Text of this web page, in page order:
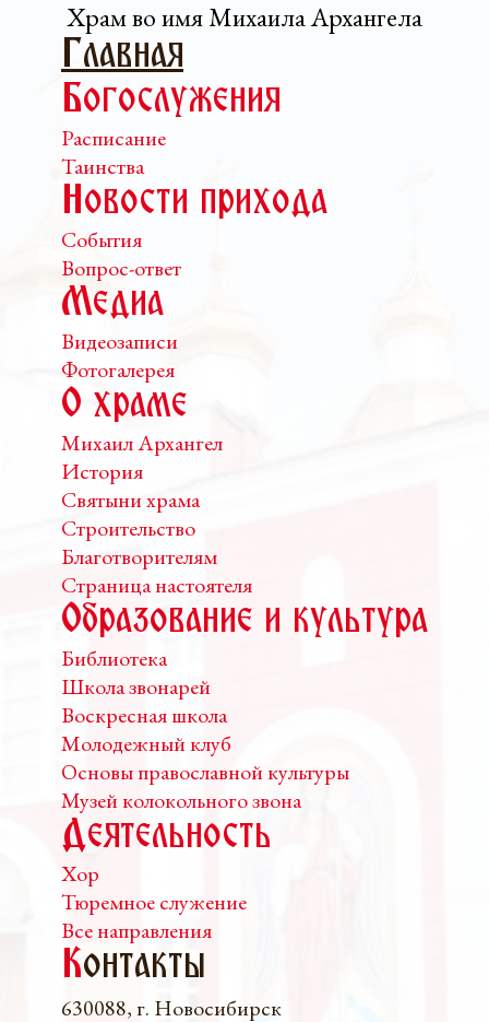
Храм во имя Михаила Архангела
Главная
Богослужения
Расписание
Таинства
Новости прихода
События
Вопрос-ответ
Медиа
Видеозаписи
Фотогалерея
О храме
Михаил Архангел
История
Святыни храма
Строительство
Благотворителям
Страница настоятеля
Образование и культура
Библиотека
Школа звонарей
Воскресная школа
Молодежный клуб
Основы православной культуры
Музей колокольного звона
Деятельность
Хор
Тюремное служение
Все направления
Контакты
630088, г. Новосибирск